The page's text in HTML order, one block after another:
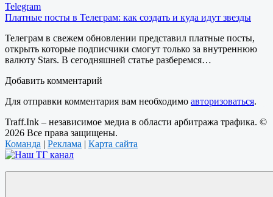
Telegram
Платные посты в Телеграм: как создать и куда идут звезды
Телеграм в свежем обновлении представил платные посты,
открыть которые подписчики смогут только за внутреннюю
валюту Stars. В сегодняшней статье разберемся…
Добавить комментарий
Для отправки комментария вам необходимо авторизоваться.
Traff.Ink – независимое медиа в области арбитража трафика. ©
2026 Все права защищены.
Команда | Реклама | Карта сайта